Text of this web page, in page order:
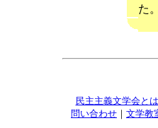
民主主義文学会とは
問い合わせ ｜ 文学教